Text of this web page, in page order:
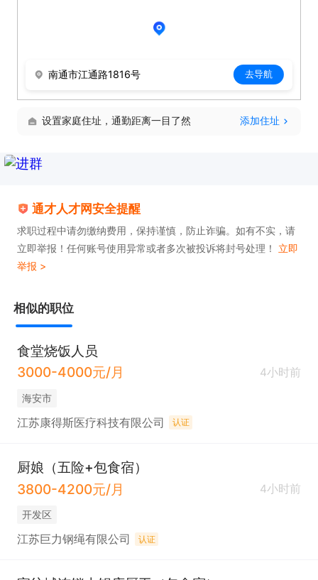
南通市江通路1816号 去导航
设置家庭住址，通勤距离一目了然 添加住址
通才人才网安全提醒
求职过程中请勿缴纳费用，保持谨慎，防止诈骗。如有不实，请
立即举报！任何账号使用异常或者多次被投诉将封号处理！ 立即
举报 >
相似的职位
食堂烧饭人员
3000-4000元/月
4小时前
海安市
江苏康得斯医疗科技有限公司 认证
厨娘（五险+包食宿）
3800-4200元/月
4小时前
开发区
江苏巨力钢绳有限公司 认证